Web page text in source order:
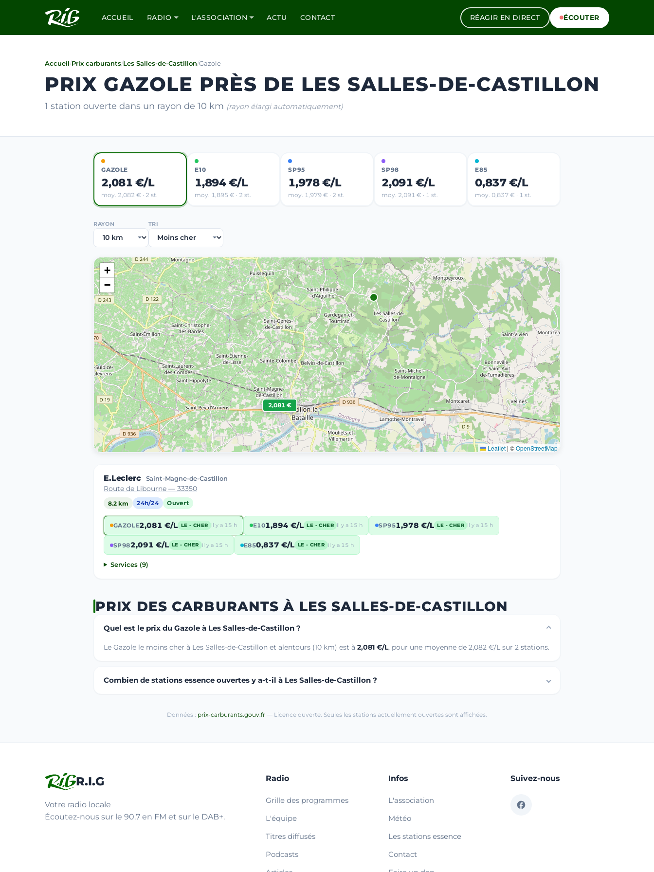
ACCUEIL RADIO L'ASSOCIATION ACTU CONTACT RÉAGIR EN DIRECT ÉCOUTER
Accueil/Prix carburants/Les Salles-de-Castillon/Gazole
PRIX GAZOLE PRÈS DE LES SALLES-DE-CASTILLON
1 station ouverte dans un rayon de 10 km (rayon élargi automatiquement)
GAZOLE
2,081 €/L
moy. 2,082 € · 2 st.
E10
1,894 €/L
moy. 1,895 € · 2 st.
SP95
1,978 €/L
moy. 1,979 € · 2 st.
SP98
2,091 €/L
moy. 2,091 € · 1 st.
E85
0,837 €/L
moy. 0,837 € · 1 st.
RAYON TRI
2,081 €
+
−
Leaflet | ©OpenStreetMap
E.Leclerc Saint-Magne-de-Castillon
Route de Libourne — 33350
8.2 km 24h/24 Ouvert
GAZOLE2,081 €/L LE - CHER il y a 15 h E101,894 €/L LE - CHER il y a 15 h SP951,978 €/L LE - CHER il y a 15 h
SP982,091 €/L LE - CHER il y a 15 h E850,837 €/L LE - CHER il y a 15 h
Services (9)
PRIX DES CARBURANTS À LES SALLES-DE-CASTILLON
Quel est le prix du Gazole à Les Salles-de-Castillon ?
Le Gazole le moins cher à Les Salles-de-Castillon et alentours (10 km) est à 2,081 €/L, pour une moyenne de 2,082 €/L sur 2 stations.
Combien de stations essence ouvertes y a-t-il à Les Salles-de-Castillon ?
Données : prix-carburants.gouv.fr — Licence ouverte. Seules les stations actuellement ouvertes sont affichées.
R.I.G
Votre radio locale
Écoutez-nous sur le 90.7 en FM et sur le DAB+.
Radio
Grille des programmes
L'équipe
Titres diffusés
Podcasts
Infos
L'association
Météo
Les stations essence
Contact
Suivez-nous